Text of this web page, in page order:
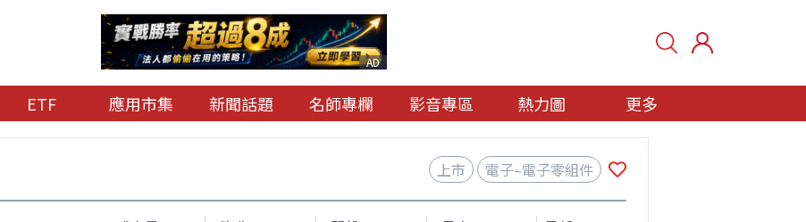
AD
ETF 應用市集 新聞話題 名師專欄 影音專區 熱力圖 更多
上市 電子–電子零組件